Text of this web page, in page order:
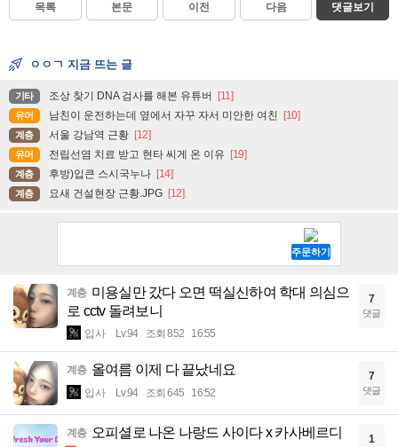
목록 본문 이전 다음 댓글보기
ㅇㅇㄱ 지금 뜨는 글
기타 조상 찾기 DNA 검사를 해본 유튜버 [11]
유머 남친이 운전하는데 옆에서 자꾸 자서 미안한 여친 [10]
계층 서울 강남역 근황 [12]
유머 전립선염 치료 받고 현타 씨게 온 이유 [19]
계층 후방)입큰 스시국누나 [14]
계층 요새 건설현장 근황.JPG [12]
계층 미용실만 갔다 오면 떡실신하여 학대 의심으
로 cctv 돌려보니
입사 Lv.94 조회 852 16:55
7
댓글
계층 올여름 이제 다 끝났네요
입사 Lv.94 조회 645 16:52
7
댓글
계층 오피셜로 나온 나랑드 사이다 x 카사베르디 1